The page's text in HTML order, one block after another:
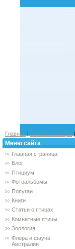
Главная | Статьи о птицах |
Меню сайта
Главная страница
Блог
Птициум
Фотоальбомы
Попугаи
Книги
Статьи о птицах
Комнатные птицы
Зоология
Флора и фауна
Австралии